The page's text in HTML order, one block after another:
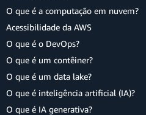
O que é a computação em nuvem?
Acessibilidade da AWS
O que é o DevOps?
O que é um contêiner?
O que é um data lake?
O que é inteligência artificial (IA)?
O que é IA generativa?